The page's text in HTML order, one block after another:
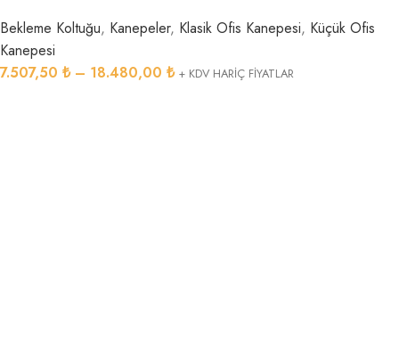
Bekleme Koltuğu, Kanepeler, Klasik Ofis Kanepesi, Küçük Ofis
Kanepesi
7.507,50 ₺ – 18.480,00 ₺ + KDV HARİÇ FİYATLAR